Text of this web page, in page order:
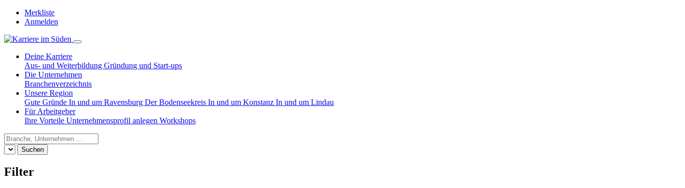
Merkliste
Anmelden
Deine Karriere
Aus- und Weiterbildung Gründung und Start-ups
Die Unternehmen
Branchenverzeichnis
Unsere Region
Gute Gründe In und um Ravensburg Der Bodenseekreis In und um Konstanz In und um Lindau
Für Arbeitgeber
Ihre Vorteile Unternehmensprofil anlegen Workshops
Suchen
Filter